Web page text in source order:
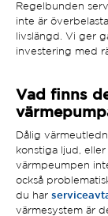
Regelbunden
inte är
livslängd. Vi ger
investering med
Vad finns
Dålig
konstiga ljud,
värmpeumpen
också
du har
värmesystem är